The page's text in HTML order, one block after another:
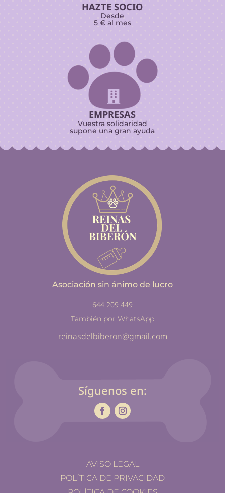
HAZTE SOCIO
Desde
5 € al mes

EMPRESAS
Vuestra solidaridad
supone una gran ayuda
Asociación sin ánimo de lucro
644 209 449
También por WhatsApp
reinasdelbiberon@gmail.com
Síguenos en:
AVISO LEGAL
POLÍTICA DE PRIVACIDAD